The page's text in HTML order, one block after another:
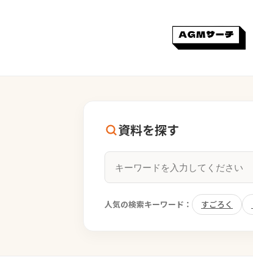
資料を探す
人気の検索キーワード： すごろく